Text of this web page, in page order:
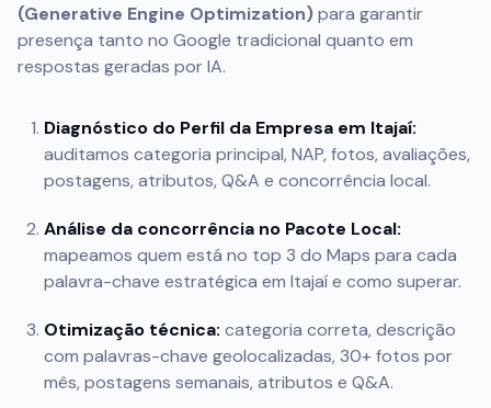
(Generative Engine Optimization)para garantir
presença tanto no Google tradicional quanto em
respostas geradas por IA.
Diagnóstico do Perfil da Empresa em Itajaí:
auditamos categoria principal, NAP, fotos, avaliações,
postagens, atributos, Q&A e concorrência local.
Análise da concorrência no Pacote Local:
mapeamos quem está no top 3 do Maps para cada
palavra-chave estratégica em Itajaíe como superar.
Otimização técnica: categoria correta, descrição
com palavras-chave geolocalizadas, 30+ fotos por
mês, postagens semanais, atributos e Q&A.